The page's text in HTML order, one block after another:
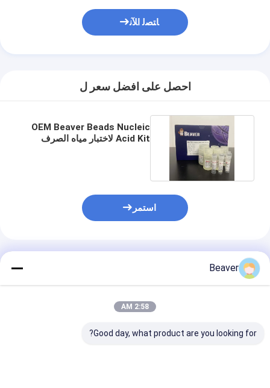
ﺎﺘﺼﻟ ﺍﻶﻧ
احصل على افضل سعر ل
OEM Beaver Beads Nucleic
Acid Kit لاختبار مياه الصرف
استمر
المنتجات الموصى بها
Beaver
2:58 AM
Good day, what product are you looking for?